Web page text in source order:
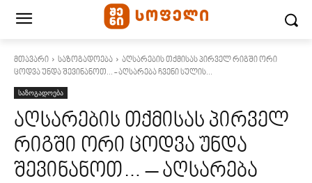
მთავარი საზოგადოება
აღსარების თქმისას პირველ რიგში ორი
ცოდვა უნდა შევინანოთ... - აღსარება ჩვენი სულის...
საზოგადოება
აღსარების თქმისას პირველ
რიგში ორი ცოდვა უნდა
შევინანოთ… – აღსარება